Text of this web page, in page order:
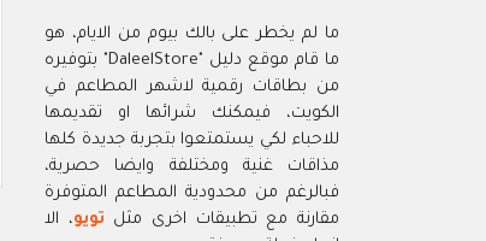
ما لم يخطر على بالك بيوم من الايام، هو
ما قام موقع دليل "DaleelStore" بتوفيره
من بطاقات رقمية لاشهر المطاعم في
الكويت، فيمكنك شرائها او تقديمها
للاحباء لكي يستمتعوا بتجربة جديدة كلها
مذاقات غنية ومختلفة وايضا حصرية،
فبالرغم من محدودية المطاعم المتوفرة
مقارنة مع تطبيقات اخرى مثل تويو، الا